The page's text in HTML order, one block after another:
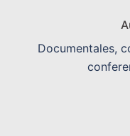
Documentales,